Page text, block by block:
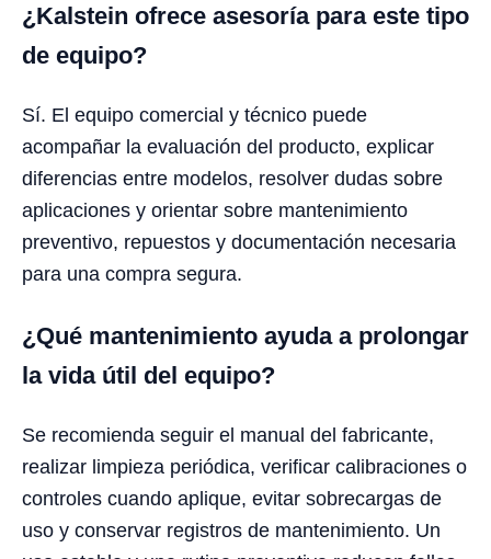
¿Kalstein ofrece asesoría para este tipo
de equipo?
Sí. El equipo comercial y técnico puede
acompañar la evaluación del producto, explicar
diferencias entre modelos, resolver dudas sobre
aplicaciones y orientar sobre mantenimiento
preventivo, repuestos y documentación necesaria
para una compra segura.
¿Qué mantenimiento ayuda a prolongar
la vida útil del equipo?
Se recomienda seguir el manual del fabricante,
realizar limpieza periódica, verificar calibraciones o
controles cuando aplique, evitar sobrecargas de
uso y conservar registros de mantenimiento. Un